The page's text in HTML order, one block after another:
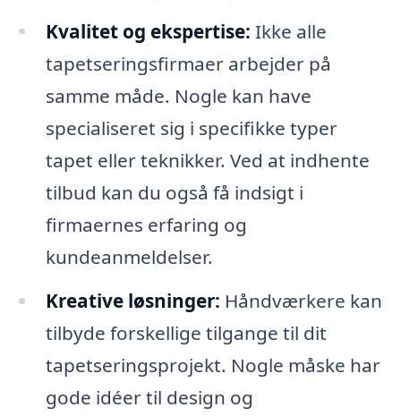
Kvalitet og ekspertise: Ikke alle
tapetseringsfirmaer arbejder på
samme måde. Nogle kan have
specialiseret sig i specifikke typer
tapet eller teknikker. Ved at indhente
tilbud kan du også få indsigt i
firmaernes erfaring og
kundeanmeldelser.
Kreative løsninger: Håndværkere kan
tilbyde forskellige tilgange til dit
tapetseringsprojekt. Nogle måske har
gode idéer til design og